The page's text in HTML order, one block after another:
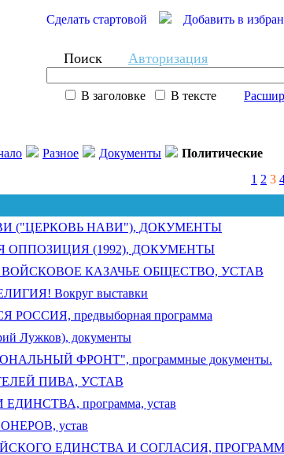
Сделать стартовой Добавить в
Поиск Авторизация
В заголовке В тексте
Разное Документы
Политические
1 2 3
("ЦЕРКОВЬ НАВИ"), ДОКУМЕНТЫ
ОППОЗИЦИЯ (1992), ДОКУМЕНТЫ
ВОЙСКОВОЕ КАЗАЧЬЕ ОБЩЕСТВО, УСТАВ
Вокруг выставки
предвыборная программа
Лужков), документы
ФРОНТ", программные документы.
ПИВА, УСТАВ
программа, устав
устав
ЕДИНСТВА И СОГЛАСИЯ,